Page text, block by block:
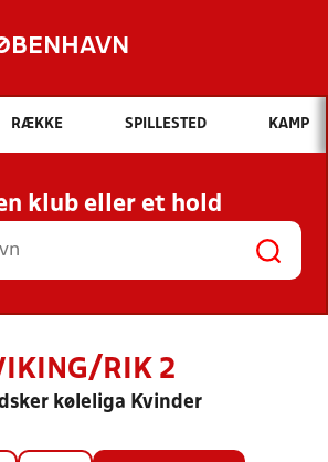
Hvad vil du søge efter?
INDHOLD OG NYHEDER
RESULTATER, KLUBBER OG
HOLD
RÆKKE SPILLESTED KAMP
klub eller et hold
RIK 2
køleliga Kvinder